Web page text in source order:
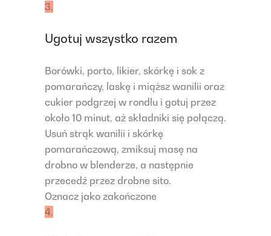
3.
Ugotuj wszystko razem
Borówki, porto, likier, skórkę i sok z
pomarańczy, laskę i miąższ wanilii oraz
cukier podgrzej w rondlu i gotuj przez
około 10 minut, aż składniki się połączą.
Usuń strąk wanilii i skórkę
pomarańczową, zmiksuj masę na
drobno w blenderze, a następnie
przecedź przez drobne sito.
Oznacz jako zakończone
4.